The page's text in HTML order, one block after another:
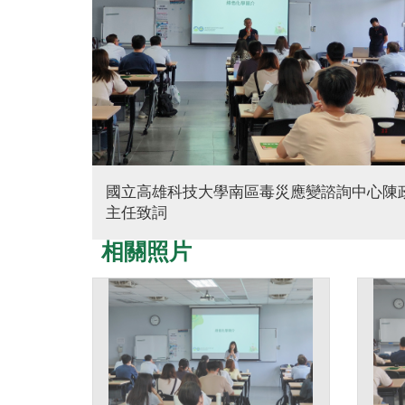
國立高雄科技大學南區毒災應變諮詢中心陳
主任致詞
相關照片